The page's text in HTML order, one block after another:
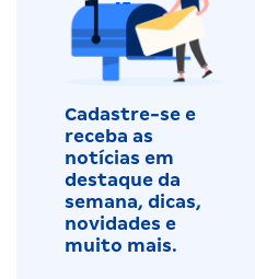
Cadastre-se e
receba as
notícias em
destaque da
semana, dicas,
novidades e
muito mais.